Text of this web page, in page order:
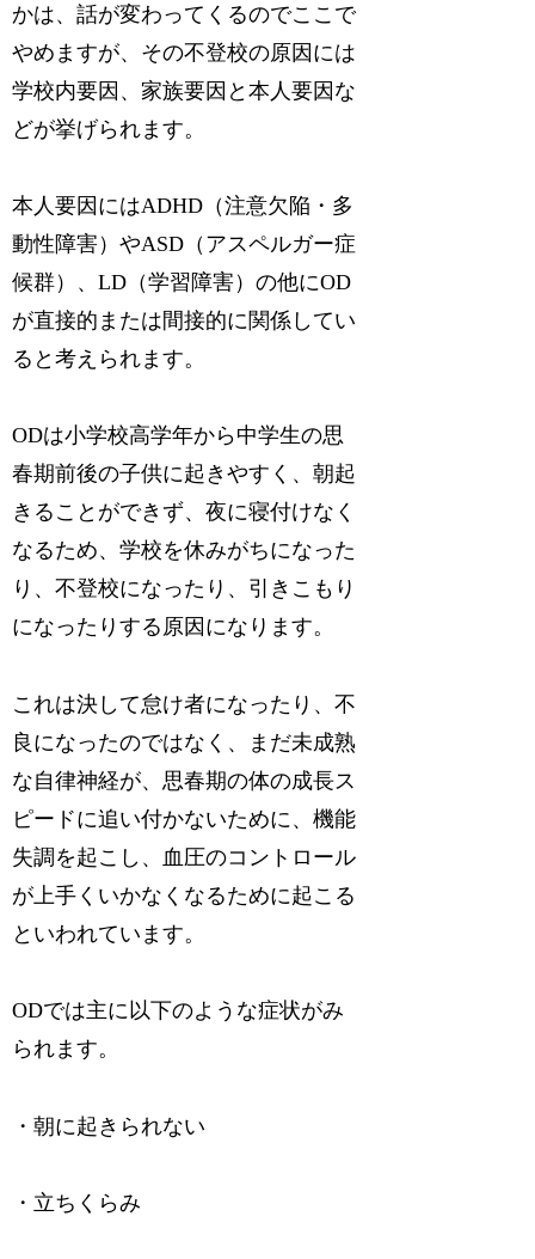
かは、話が変わってくるのでここで
やめますが、その不登校の原因には
学校内要因、家族要因と本人要因な
どが挙げられます。
本人要因にはADHD（注意欠陥・多
動性障害）やASD（アスペルガー症
候群）、LD（学習障害）の他にOD
が直接的または間接的に関係してい
ると考えられます。
ODは小学校高学年から中学生の思
春期前後の子供に起きやすく、朝起
きることができず、夜に寝付けなく
なるため、学校を休みがちになった
り、不登校になったり、引きこもり
になったりする原因になります。
これは決して怠け者になったり、不
良になったのではなく、まだ未成熟
な自律神経が、思春期の体の成長ス
ピードに追い付かないために、機能
失調を起こし、血圧のコントロール
が上手くいかなくなるために起こる
といわれています。
ODでは主に以下のような症状がみ
られます。
・朝に起きられない
・立ちくらみ